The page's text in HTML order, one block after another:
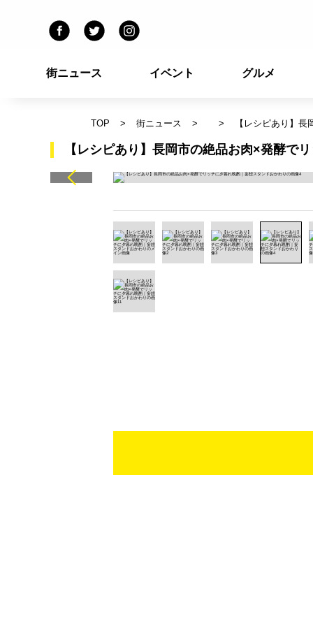
街ニュース イベント グルメ
TOP 街ニュース 【レシピあり】
【レシピあり】長岡市の絶品お肉×発酵で